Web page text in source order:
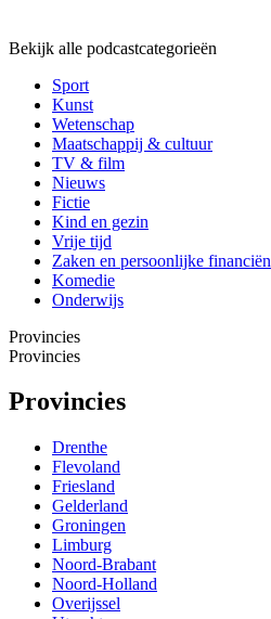
Bekijk alle podcastcategorieën
Sport
Kunst
Wetenschap
Maatschappij & cultuur
TV & film
Nieuws
Fictie
Kind en gezin
Vrije tijd
Zaken en persoonlijke financiën
Komedie
Onderwijs
Provincies
Provincies
Provincies
Drenthe
Flevoland
Friesland
Gelderland
Groningen
Limburg
Noord-Brabant
Noord-Holland
Overijssel